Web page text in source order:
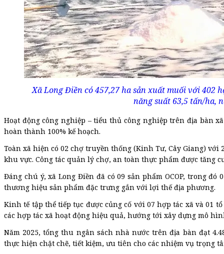
Xã Long Điền có 457,27 ha sản xuất muối với 402
năng suất 63,5 tấn/ha,
Hoạt động công nghiệp – tiểu thủ công nghiệp trên địa bàn
hoàn thành 100% kế hoạch.
Toàn xã hiện có 02 chợ truyền thống (Kinh Tư, Cây Giang)
khu vực. Công tác quản lý chợ, an toàn thực phẩm được tăng
Đáng chú ý, xã Long Điền đã có 09 sản phẩm OCOP, trong
thương hiệu sản phẩm đặc trưng gắn với lợi thế địa phương.
Kinh tế tập thể tiếp tục được củng cố với 07 hợp tác xã và
các hợp tác xã hoạt động hiệu quả, hướng tới xây dựng mô
Năm 2025, tổng thu ngân sách nhà nước trên địa bàn đạt
thực hiện chặt chẽ, tiết kiệm, ưu tiên cho các nhiệm vụ trọng